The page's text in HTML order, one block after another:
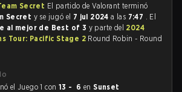
Secret El partido de Valorant terminó
Secret y se jugó el 7 jul 2024a las 7:47 . El
al mejor de Best of 3 y parte del 2024
Tour: Pacific Stage 2 Round Robin - Round
el Juego 1 con 13 - 6 enSunset